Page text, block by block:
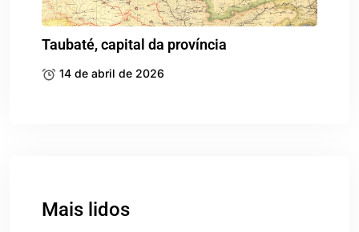
Taubaté, capital da província
14 de abril de 2026
Mais lidos